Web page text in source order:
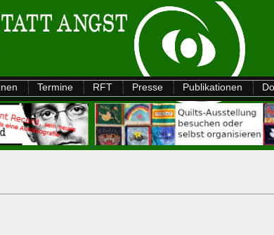
Termine RFT Presse Publikationen